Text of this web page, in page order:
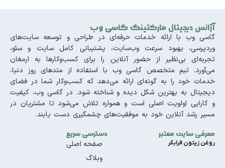
آژانس دیجیتال مارکتینگ گاسی وب
گاسی وب با ارائه خدمات حرفه‌ای در طراحی و توسعه سایت‌های
وردپرسی، بهبود سرعت وب‌سایت، پشتیبانی کامل سایت و سئو،
تجربه‌ای بی‌نظیر از حضور آنلاین را برای کسب‌وکارها به ارمغان
می‌آورد. تیم متخصص گاسی وب با استفاده از متدهای روز دنیا،
خدمات خود را به گونه‌ای ارائه می‌دهد که کسب‌وکار شما در فضای
دیجیتال به بهترین شکل دیده و شناخته شود. در گاسی وب، کیفیت
و کارایی اولویت اصلی است و همواره تلاش می‌شود تا مشتریان در
مسیر رشد آنلاین خود به موفقیت‌های چشمگیری دست یابند.
معرفی سایت معتبر
روغن زیتون فرابکر
دسترسی سریع
صفحه اصلی
وبلاگ